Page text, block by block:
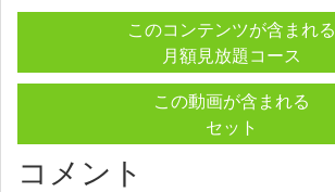
このコンテンツが含まれる
月額見放題コース
この動画が含まれる
セット
コメント